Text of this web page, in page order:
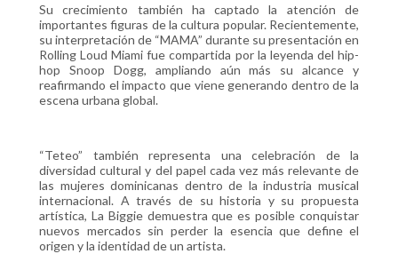
Su crecimiento también ha captado la atención de
importantes figuras de la cultura popular. Recientemente,
su interpretación de “MAMA” durante su presentación en
Rolling Loud Miami fue compartida por la leyenda del hip-
hop Snoop Dogg, ampliando aún más su alcance y
reafirmando el impacto que viene generando dentro de la
escena urbana global.
“Teteo” también representa una celebración de la
diversidad cultural y del papel cada vez más relevante de
las mujeres dominicanas dentro de la industria musical
internacional. A través de su historia y su propuesta
artística, La Biggie demuestra que es posible conquistar
nuevos mercados sin perder la esencia que define el
origen y la identidad de un artista.